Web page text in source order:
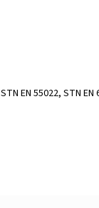
EN 55022, STN